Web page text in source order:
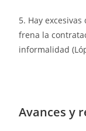
5. Hay
frena la
informalidad
Avances y